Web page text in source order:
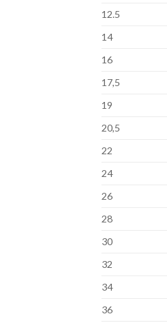
12.5
14
16
17,5
19
20,5
22
24
26
28
30
32
34
36